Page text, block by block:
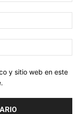
y sitio web en este